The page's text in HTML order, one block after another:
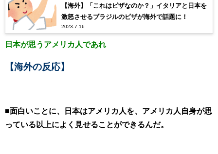
【海外】「これはピザなのか？」イタリアと日本を
激怒させるブラジルのピザが海外で話題に！
2023.7.16
日本が思うアメリカ人であれ
【海外の反応】
■面白いことに、日本はアメリカ人を、アメリカ人自身が思
っている以上によく見せることができるんだ。